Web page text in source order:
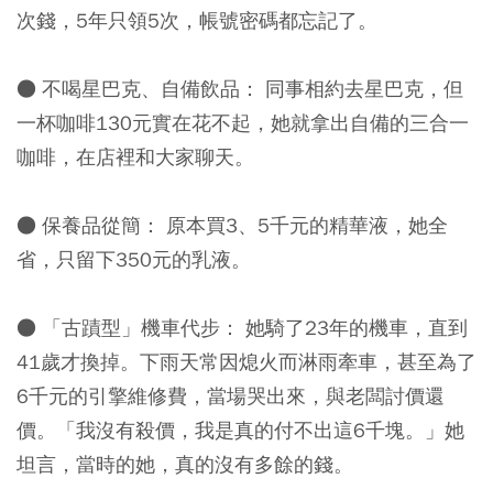
次錢，5年只領5次，帳號密碼都忘記了。
● 不喝星巴克、自備飲品： 同事相約去星巴克，但
一杯咖啡130元實在花不起，她就拿出自備的三合一
咖啡，在店裡和大家聊天。
● 保養品從簡： 原本買3、5千元的精華液，她全
省，只留下350元的乳液。
● 「古蹟型」機車代步： 她騎了23年的機車，直到
41歲才換掉。下雨天常因熄火而淋雨牽車，甚至為了
6千元的引擎維修費，當場哭出來，與老闆討價還
價。「我沒有殺價，我是真的付不出這6千塊。」她
坦言，當時的她，真的沒有多餘的錢。